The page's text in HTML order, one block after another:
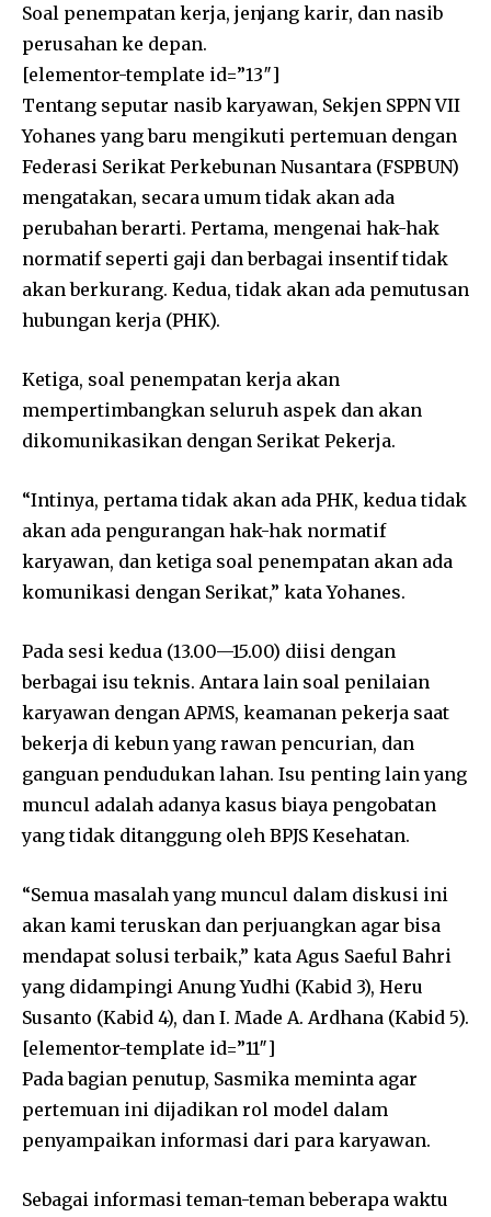
Soal penempatan kerja, jenjang karir, dan nasib
perusahan ke depan.
[elementor-template id=”13″]
Tentang seputar nasib karyawan, Sekjen SPPN VII
Yohanes yang baru mengikuti pertemuan dengan
Federasi Serikat Perkebunan Nusantara (FSPBUN)
mengatakan, secara umum tidak akan ada
perubahan berarti. Pertama, mengenai hak-hak
normatif seperti gaji dan berbagai insentif tidak
akan berkurang. Kedua, tidak akan ada pemutusan
hubungan kerja (PHK).
Ketiga, soal penempatan kerja akan
mempertimbangkan seluruh aspek dan akan
dikomunikasikan dengan Serikat Pekerja.
“Intinya, pertama tidak akan ada PHK, kedua tidak
akan ada pengurangan hak-hak normatif
karyawan, dan ketiga soal penempatan akan ada
komunikasi dengan Serikat,” kata Yohanes.
Pada sesi kedua (13.00—15.00) diisi dengan
berbagai isu teknis. Antara lain soal penilaian
karyawan dengan APMS, keamanan pekerja saat
bekerja di kebun yang rawan pencurian, dan
ganguan pendudukan lahan. Isu penting lain yang
muncul adalah adanya kasus biaya pengobatan
yang tidak ditanggung oleh BPJS Kesehatan.
“Semua masalah yang muncul dalam diskusi ini
akan kami teruskan dan perjuangkan agar bisa
mendapat solusi terbaik,” kata Agus Saeful Bahri
yang didampingi Anung Yudhi (Kabid 3), Heru
Susanto (Kabid 4), dan I. Made A. Ardhana (Kabid 5).
[elementor-template id=”11″]
Pada bagian penutup, Sasmika meminta agar
pertemuan ini dijadikan rol model dalam
penyampaikan informasi dari para karyawan.
Sebagai informasi teman-teman beberapa waktu